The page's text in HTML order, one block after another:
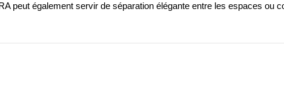
peut également servir de séparation élégante entre les espaces ou